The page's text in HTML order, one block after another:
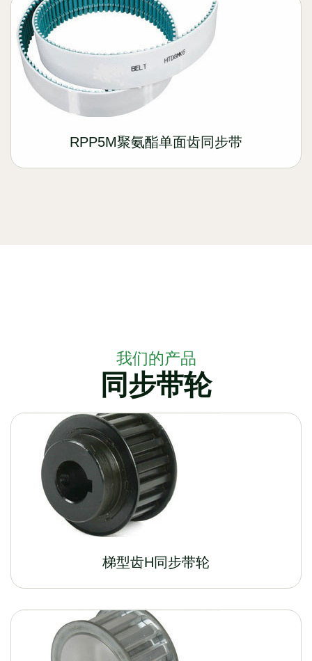
RPP5M聚氨酯单面齿同步带
我们的产品
同步带轮
梯型齿H同步带轮